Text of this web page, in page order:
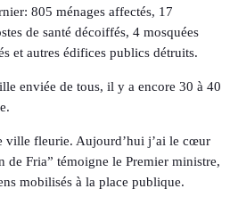
805 ménages affectés, 17
de santé décoiffés, 4 mosquées
et autres édifices publics détruits.
enviée de tous, il y a encore 30 à 40
ville fleurie. Aujourd’hui j’ai le cœur
de Fria” témoigne le Premier ministre,
mobilisés à la place publique.